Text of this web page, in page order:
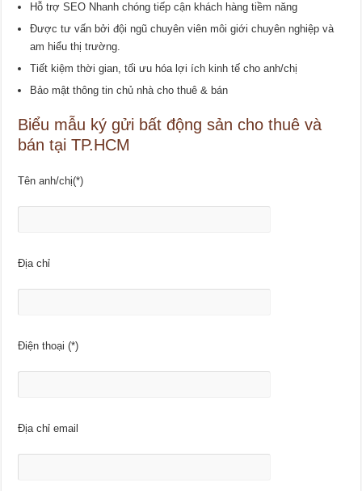
Hỗ trợ SEO Nhanh chóng tiếp cận khách hàng tiềm năng
Được tư vấn bởi đội ngũ chuyên viên môi giới chuyên nghiệp và
am hiểu thị trường.
Tiết kiệm thời gian, tối ưu hóa lợi ích kinh tế cho anh/chị
Bảo mật thông tin chủ nhà cho thuê & bán
Biểu mẫu ký gửi bất động sản cho thuê và
bán tại TP.HCM
Tên anh/chị(*)
Địa chỉ
Điện thoại (*)
Địa chỉ email